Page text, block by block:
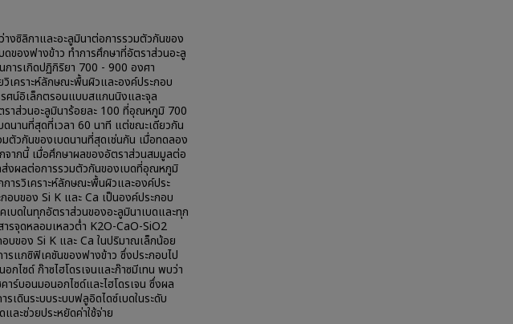
งซิลิกาและอะลูมินาต่อการรวมตัวกันของ
ของฟางข้าว ทำการศึกษาที่อัตราส่วนอะลู
ารเกิดปฏิกิริยา 700 - 900 องศา
เคราะห์ลักษณะพื้นผิวและองค์ประกอบ
ศน์อิเล็กตรอนแบบสแกนนิงและจุล
ราส่วนอะลูมินาร้อยละ 100 ที่อุณหภูมิ 700
ดนานที่สุดที่เวลา 60 นาที แต่ขณะเดียวกัน
มตัวกันของเบดนานที่สุดเช่นกัน เมื่อทดลอง
ากนี้ เมื่อศึกษาผลของอัตราส่วนสมมูลต่อ
งผลต่อการรวมตัวกันของเบดที่อุณหภูมิ
ารวิเคราะห์ลักษณะพื้นผิวและองค์ประ
บของ Si K และ Ca เป็นองค์ประกอบ
บดในทุกอัตราส่วนของอะลูมินาเบดและทุก
รจุดหลอมเหลวต่ำ K2O-CaO-SiO2
ของ Si K และ Ca ในปริมาณเล็กน้อย
รแกซิฟิเคชันของฟางข้าว ซึ่งประกอบไป
กไซด์ ก๊าซไฮโดรเจนและก๊าซมีเทน พบว่า
บอนมอนอกไซด์และไฮโดรเจน ซึ่งผล
เดินระบบระบบฟลูอิดไดซ์เบดในระดับ
ละช่วยประหยัดค่าใช้จ่าย